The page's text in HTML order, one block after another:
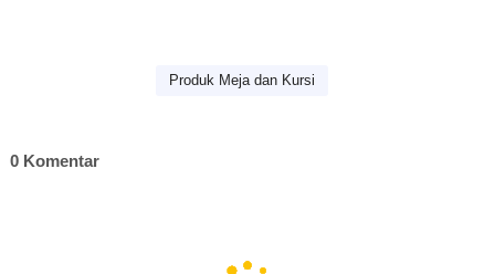
Produk Meja dan Kursi
0 Komentar